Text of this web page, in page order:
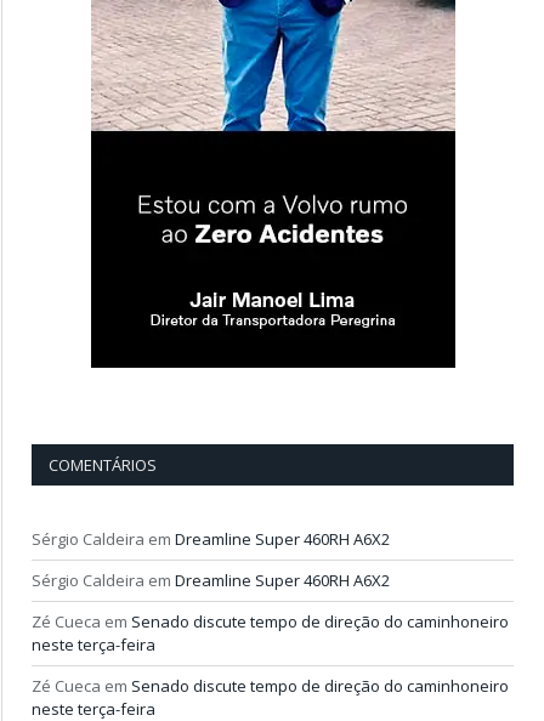
COMENTÁRIOS
Sérgio Caldeira em Dreamline Super 460RH A6X2
Sérgio Caldeira em Dreamline Super 460RH A6X2
Zé Cueca em Senado discute tempo de direção do caminhoneiro
neste terça-feira
Zé Cueca em Senado discute tempo de direção do caminhoneiro
neste terça-feira